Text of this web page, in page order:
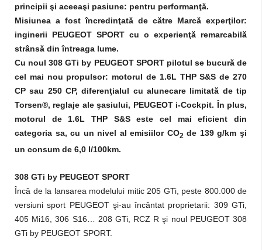
principii şi aceeaşi pasiune: pentru performanţă.
Misiunea a fost încredinţată de către Marcă experţilor:
inginerii PEUGEOT SPORT cu o experienţă remarcabilă
strânsă din întreaga lume.
Cu noul 308 GTi by PEUGEOT SPORT pilotul se bucură de
cel mai nou propulsor: motorul de 1.6L THP S&S de 270
CP sau 250 CP, diferenţialul cu alunecare limitată de tip
Torsen®, reglaje ale şasiului, PEUGEOT i-Cockpit. În plus,
motorul de 1.6L THP S&S este cel mai eficient din
categoria sa, cu un nivel al emisiilor CO2 de 139 g/km şi
un consum de 6,0 l/100km.
308 GTi by PEUGEOT SPORT
Încă de la lansarea modelului mitic 205 GTi, peste 800.000 de
versiuni sport PEUGEOT şi-au încântat proprietarii: 309 GTi,
405 Mi16, 306 S16… 208 GTi, RCZ R şi noul PEUGEOT 308
GTi by PEUGEOT SPORT.